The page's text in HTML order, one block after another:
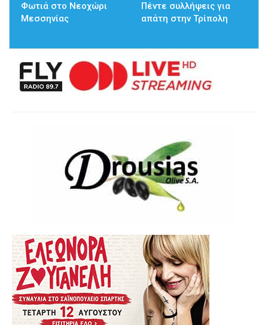
Φωτιά στο Νεοχώρι
Μεσσηνίας
Πέντε συλλήψεις για
απάτη στην Τρίπολη